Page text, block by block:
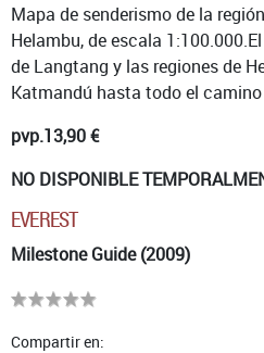
Mapa de senderismo de la
Helambu, de escala
de Langtang y las regiones de
Katmandú hasta todo el camino
pvp.13,90 €
NO DISPONIBLE
EVEREST
Milestone Guide (2009)
Compartir en: